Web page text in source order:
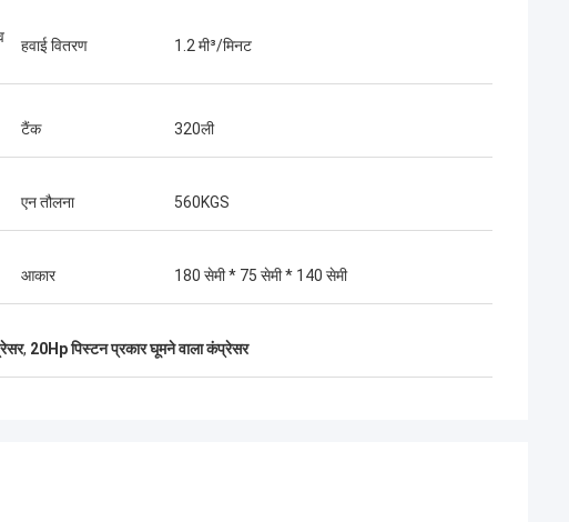
हवाई वितरण 1.2 मी³/मिनट
टैंक 320ली
एन तौलना 560KGS
आकार 180 सेमी * 75 सेमी * 140 सेमी
, 20Hp पिस्टन प्रकार घूमने वाला कंप्रेसर